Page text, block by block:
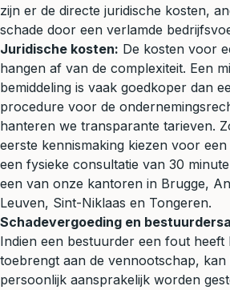
zijn er de directe juridische kosten,
schade door een verlamde
Juridische kosten: De kosten voor
hangen af van de complexiteit. Een
bemiddeling is vaak goedkoper dan
procedure voor de
hanteren we transparante tarieven.
eerste kennismaking kiezen voor
een fysieke consultatie van 30
een van onze kantoren in Brugge,
Leuven, Sint-Niklaas en Tongeren.
Schadevergoeding en
Indien een bestuurder een fout heeft
toebrengt aan de vennootschap,
persoonlijk aansprakelijk worden